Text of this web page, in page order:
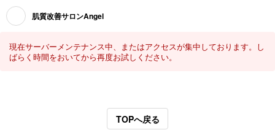
肌質改善サロンAngel
現在サーバーメンテナンス中、またはアクセスが集中しております。し
ばらく時間をおいてから再度お試しください。
TOPへ戻る